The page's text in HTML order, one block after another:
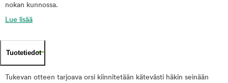
nokan kunnossa.
Lue lisää
Tuotetiedot
Tukevan otteen tarjoava orsi kiinnitetään kätevästi häkin seinään